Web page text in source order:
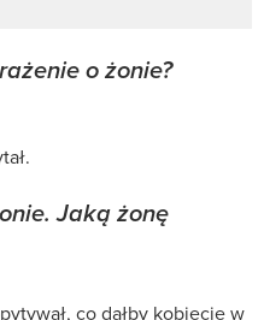
o żonie?
Jaką żonę
co dałby kobiecie w